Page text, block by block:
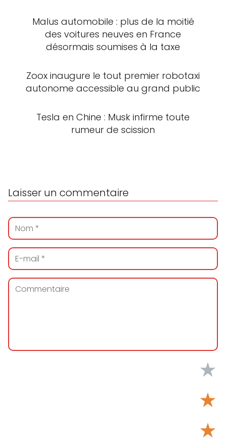
Malus automobile : plus de la moitié
des voitures neuves en France
désormais soumises à la taxe
Zoox inaugure le tout premier robotaxi
autonome accessible au grand public
Tesla en Chine : Musk infirme toute
rumeur de scission
Laisser un commentaire
★
★
★